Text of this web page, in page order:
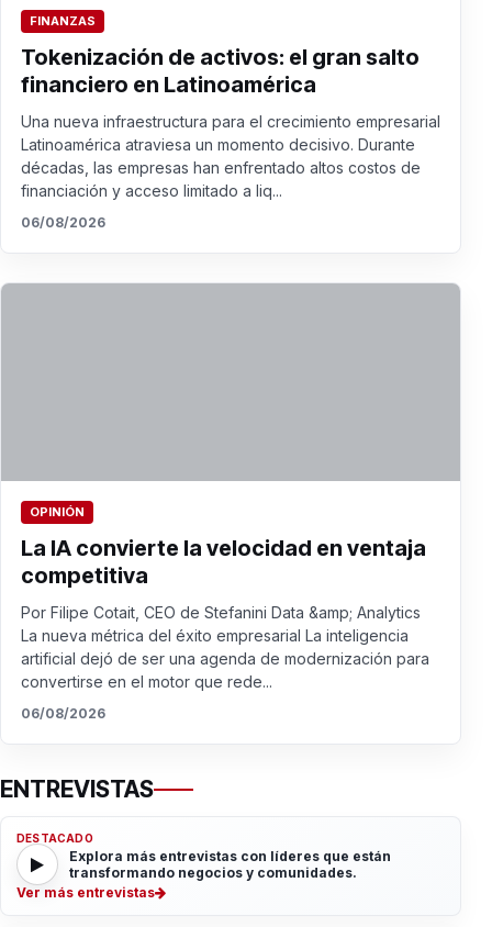
FINANZAS
Tokenización de activos: el gran salto
financiero en Latinoamérica
Una nueva infraestructura para el crecimiento empresarial
Latinoamérica atraviesa un momento decisivo. Durante
décadas, las empresas han enfrentado altos costos de
financiación y acceso limitado a liq...
06/08/2026
OPINIÓN
La IA convierte la velocidad en ventaja
competitiva
Por Filipe Cotait, CEO de Stefanini Data &amp; Analytics
La nueva métrica del éxito empresarial La inteligencia
artificial dejó de ser una agenda de modernización para
convertirse en el motor que rede...
06/08/2026
ENTREVISTAS
DESTACADO
Explora más entrevistas con líderes que están
transformando negocios y comunidades.
Ver más entrevistas